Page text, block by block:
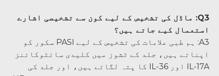
Q3: ماڈل کی تشخیص کے لیے کون سے تشخیصی اشارے
استعمال کیے جاتے ہیں؟
A3: ہم طبی علامات کی تشخیص کے لیے PASI سکور کو
اپناتے ہیں، جلد کے ٹشوز میں کلیدی سائٹوکائنز
IL-17A اور IL-36 کا پتہ لگاتے ہیں، اور جلد کی